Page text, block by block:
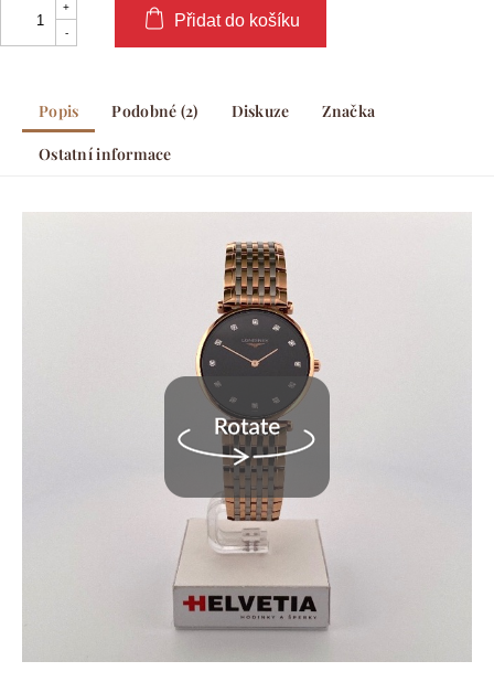
Přidat do košíku
Popis Podobné (2) Diskuze Značka
Ostatní informace